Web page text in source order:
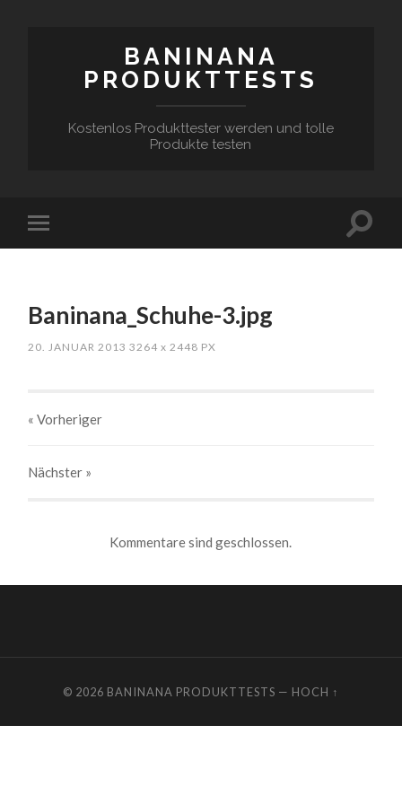
BANINANA
PRODUKTTESTS
Kostenlos Produkttester werden und tolle
Produkte testen
Baninana_Schuhe-3.jpg
20. JANUAR 2013 3264x 2448 PX
« Vorheriger
Nächster »
Kommentare sind geschlossen.
© 2026 BANINANA PRODUKTTESTS — HOCH ↑